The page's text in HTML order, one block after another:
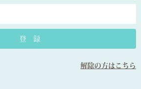
解除の方はこちら